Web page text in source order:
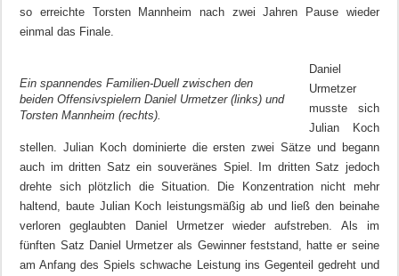
so erreichte Torsten Mannheim nach zwei Jahren Pause wieder
einmal das Finale.
Ein spannendes Familien-Duell zwischen den
beiden Offensivspielern Daniel Urmetzer (links) und
Torsten Mannheim (rechts).
Daniel
Urmetzer
musste sich
Julian Koch
stellen. Julian Koch dominierte die ersten zwei Sätze und begann
auch im dritten Satz ein souveränes Spiel. Im dritten Satz jedoch
drehte sich plötzlich die Situation. Die Konzentration nicht mehr
haltend, baute Julian Koch leistungsmäßig ab und ließ den beinahe
verloren geglaubten Daniel Urmetzer wieder aufstreben. Als im
fünften Satz Daniel Urmetzer als Gewinner feststand, hatte er seine
am Anfang des Spiels schwache Leistung ins Gegenteil gedreht und